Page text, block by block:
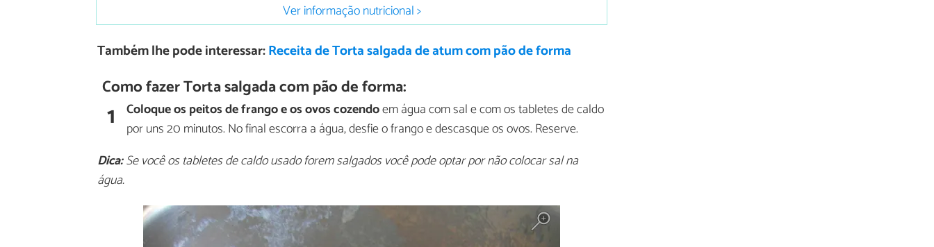
Ver informação nutricional >
Também lhe pode interessar:Receita de Torta salgada de atum com pão de forma
Como fazer Torta salgada com pão de forma:
1 Coloque os peitos de frango e os ovos cozendoem água com sal e com os tabletes de caldo
por uns 20 minutos. No final escorra a água, desfie o frango e descasque os ovos. Reserve.
Dica:Se você os tabletes de caldo usado forem salgados você pode optar por não colocar sal na
água.